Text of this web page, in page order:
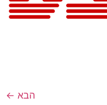
הבא ←